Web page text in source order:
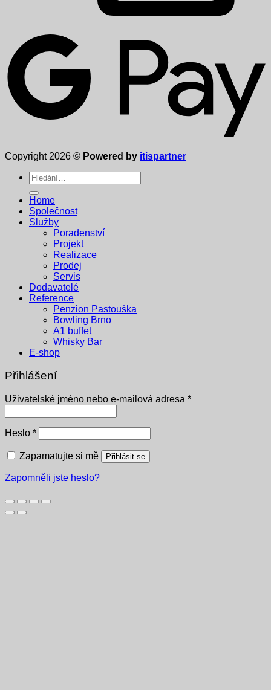
Copyright 2026 © Powered by itispartner
Hledat:
Home
Společnost
Služby
Poradenství
Projekt
Realizace
Prodej
Servis
Dodavatelé
Reference
Penzion Pastouška
Bowling Brno
A1 buffet
Whisky Bar
E-shop
Přihlášení
Uživatelské jméno nebo e-mailová adresa *Povinné
Heslo *Povinné
Zapamatujte si mě Přihlásit se
Zapomněli jste heslo?